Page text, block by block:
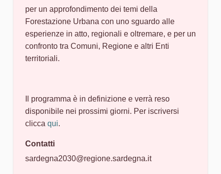
per un approfondimento dei temi della
Forestazione Urbana con uno sguardo alle
esperienze in atto, regionali e oltremare, e per un
confronto tra Comuni, Regione e altri Enti
territoriali.
Il programma è in definizione e verrà reso
disponibile nei prossimi giorni. Per iscriversi
clicca qui.
Contatti
sardegna2030@regione.sardegna.it